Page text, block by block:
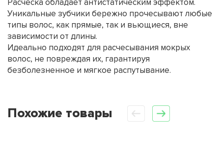
Расческа обладает антистатическим эффектом.
Уникальные зубчики бережно прочесывают любые
типы волос, как прямые, так и вьющиеся, вне
зависимости от длины.
Идеально подходят для расчесывания мокрых
волос, не повреждая их, гарантируя
безболезненное и мягкое распутывание.
Похожие товары